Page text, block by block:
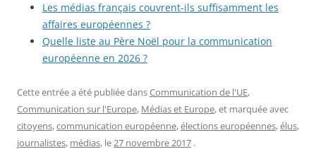
Les médias français couvrent-ils suffisamment les
affaires européennes ?
Quelle liste au Père Noël pour la communication
européenne en 2026 ?
Cette entrée a été publiée dansCommunication de l'UE,
Communication sur l'Europe, Médias et Europe, et marquée avec
citoyens,communication européenne,élections européennes,élus,
journalistes, médias, le27 novembre 2017 .